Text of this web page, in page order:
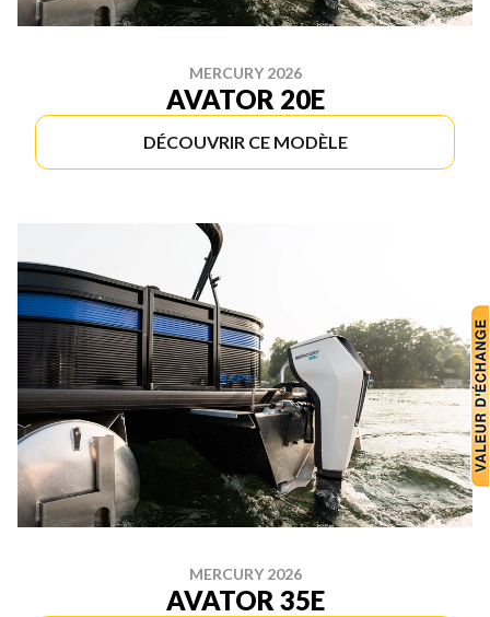
MERCURY 2026
AVATOR 20E
DÉCOUVRIR CE MODÈLE
MERCURY 2026
AVATOR 35E